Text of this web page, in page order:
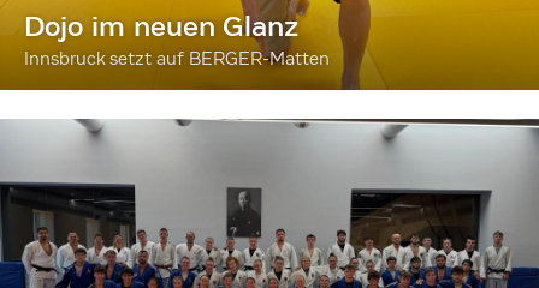
Dojo im neuen Glanz
Innsbruck setzt auf BERGER-Matten